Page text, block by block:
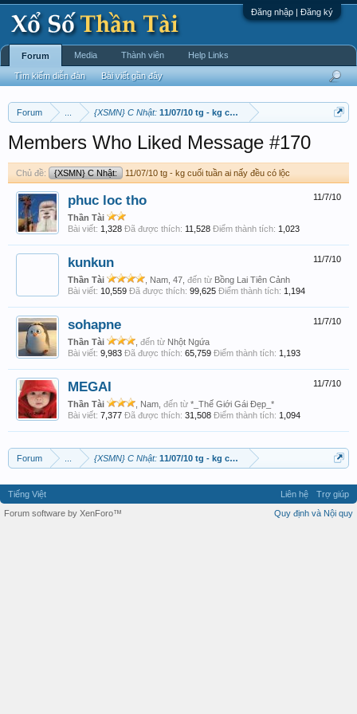
Đăng nhập | Đăng ký
Forum {XSMN} C Nhật: 11/07/10 tg - kg cuối tuần ai nấy đều có lộc
Members Who Liked Message #170
Chủ đề: {XSMN} C Nhật: 11/07/10 tg - kg cuối tuần ai nấy đều có lộc
11/7/10
phuc loc tho
Thần Tài
Bài viết: 1,328 Đã được thích: 11,528 Điểm thành tích: 1,023
11/7/10
kunkun
Thần Tài , Nam, 47, đến từ Bồng Lai Tiên Cảnh
Bài viết: 10,559 Đã được thích: 99,625 Điểm thành tích: 1,194
11/7/10
sohapne
Thần Tài đến từ Nhột Ngứa
Bài viết: 9,983 Đã được thích: 65,759 Điểm thành tích: 1,193
11/7/10
MEGAI
Thần Tài , Nam, đến từ *_Thế Giới Gái Đẹp_*
Bài viết: 7,377 Đã được thích: 31,508 Điểm thành tích: 1,094
Forum {XSMN} C Nhật: 11/07/10 tg - kg cuối tuần ai nấy đều có lộc
Forum
Tìm kiếm diễn đàn Bài viết gần đây
Media Thành viên Help Links
Tiếng Việt Liên hệ
Trợ giúp
Quy định và Nội quy
Forum software by XenForo™